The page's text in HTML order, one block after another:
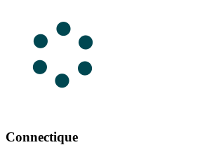
Connectique